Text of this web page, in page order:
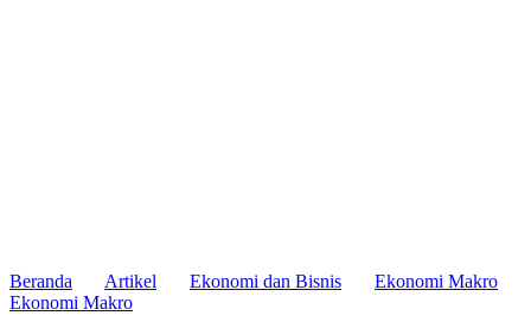
Beranda Artikel Ekonomi dan Bisnis
Ekonomi Makro
Ekonomi Makro